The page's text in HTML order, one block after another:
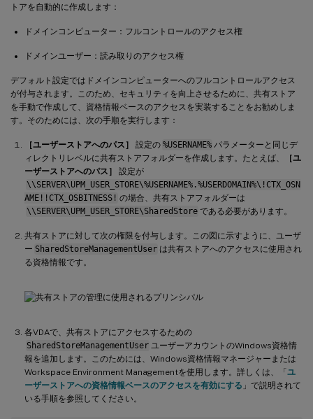
トアを自動的に作成します：
ドメインコンピューター：フルコントロールのアクセス権
ドメインユーザー：読み取りのアクセス権
デフォルト設定ではドメインコンピューターへのフルコントロールアクセス
が付与されます。このため、セキュリティを向上させるために、共有ストア
を手動で作成して、資格情報ベースのアクセスを実装することをお勧めしま
す。そのためには、次の手順を実行します：
［ユーザーストアへのパス］ 設定の %USERNAME% パラメーターと同じデ
ィレクトリレベルに共有ストアフォルダーを作成します。たとえば、
［ユ
ーザーストアへのパス］
設定が
\\SERVER\UPM_USER_STORE\%USERNAME%.%USERDOMAIN%\!CTX_OSN
AME!!CTX_OSBITNESS! の場合、共有ストアフォルダーは
\\SERVER\UPM_USER_STORE\SharedStore である必要があります。
共有ストアに対して次の権限を付与します。この図に示すように、ユーザ
ー SharedStoreManagementUser は共有ストアへのアクセスに使用され
る資格情報です。
各VDAで、共有ストアにアクセスするための
SharedStoreManagementUser ユーザーアカウントのWindows資格情
報を追加します。このためには、Windows資格情報マネージャーまたは
Workspace Environment Managementを使用します。詳しくは、「ユ
ーザーストアへの資格情報ベースのアクセスを有効にする 」で説明されて
いる手順を参照してください。